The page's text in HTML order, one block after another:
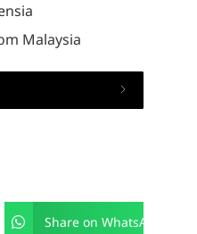
Malaysia
Share on WhatsApp